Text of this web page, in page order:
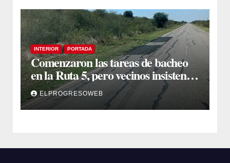
INTERIOR PORTADA
Comenzaron las tareas de bacheo
en la Ruta 5, pero vecinos insisten
en un reclamo integral
ELPROGRESOWEB